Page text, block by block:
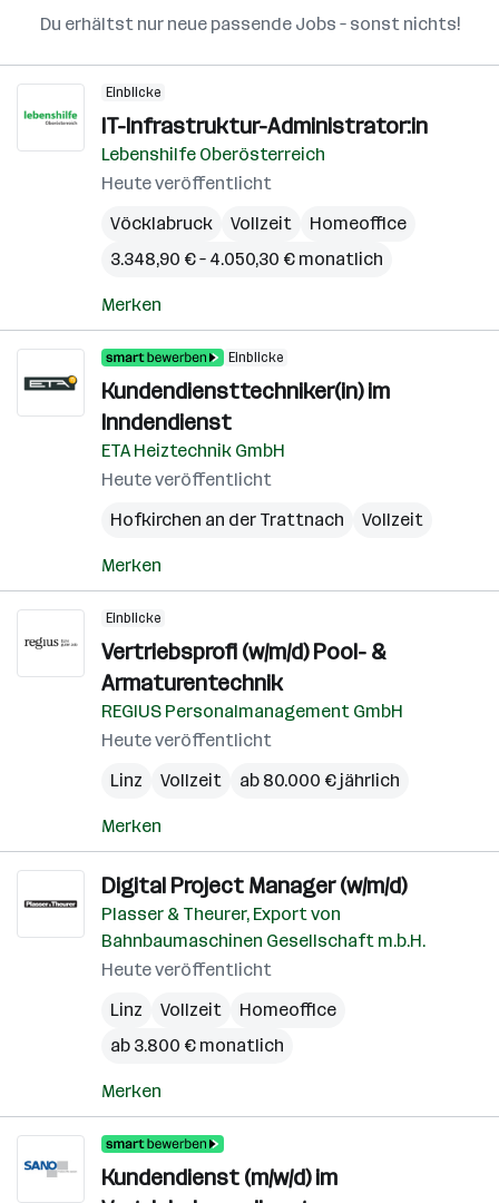
Du erhältst nur neue passende Jobs – sonst nichts!
Einblicke
IT-Infrastruktur-Administrator:in
Lebenshilfe Oberösterreich
Heute veröffentlicht
Vöcklabruck
Vollzeit
Homeoffice
3.348,90 € – 4.050,30 € monatlich
Merken
Einblicke
Kundendiensttechniker(in) im
Inndendienst
ETA Heiztechnik GmbH
Heute veröffentlicht
Hofkirchen an der Trattnach
Vollzeit
Merken
Einblicke
Vertriebsprofi (w/m/d) Pool- &
Armaturentechnik
REGIUS Personalmanagement GmbH
Heute veröffentlicht
Linz
Vollzeit ab 80.000 € jährlich
Merken
Digital Project Manager (w/m/d)
Plasser & Theurer, Export von
Bahnbaumaschinen Gesellschaft m.b.H.
Heute veröffentlicht
Linz
Vollzeit
Homeoffice
ab 3.800 € monatlich
Merken
Kundendienst (m/w/d) im